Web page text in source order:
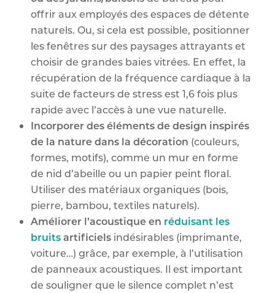
offrir aux employés des espaces de détente
naturels. Ou, si cela est possible, positionner
les fenêtres sur des paysages attrayants et
choisir de grandes baies vitrées. En effet, la
récupération de la fréquence cardiaque à la
suite de facteurs de stress est 1,6 fois plus
rapide avec l’accès à une vue naturelle.
Incorporer des éléments de design inspirés
de la nature dans la décoration (couleurs,
formes, motifs), comme un mur en forme
de nid d’abeille ou un papier peint floral.
Utiliser des matériaux organiques (bois,
pierre, bambou, textiles naturels).
Améliorer l’acoustique en réduisant les
bruitsartificiels indésirables (imprimante,
voiture…) grâce, par exemple, à l’utilisation
de panneaux acoustiques. Il est important
de souligner que le silence complet n’est